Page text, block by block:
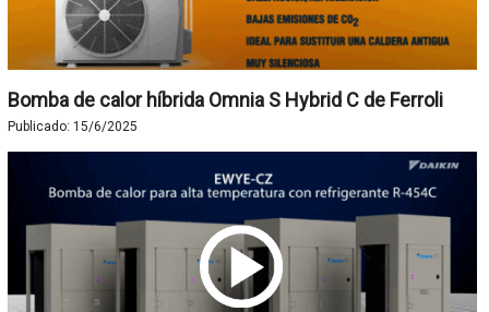
Bomba de calor híbrida Omnia S Hybrid C de Ferroli
Publicado: 15/6/2025